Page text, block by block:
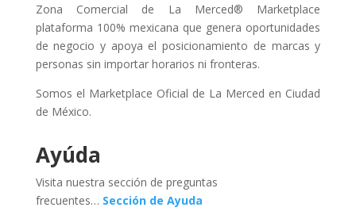
Zona Comercial de La Merced® Marketplace
plataforma 100% mexicana que genera oportunidades
de negocio y apoya el posicionamiento de marcas y
personas sin importar horarios ni fronteras.
Somos el Marketplace Oficial de La Merced en Ciudad
de México.
Ayúda
Visita nuestra sección de preguntas
frecuentes… Sección de Ayuda